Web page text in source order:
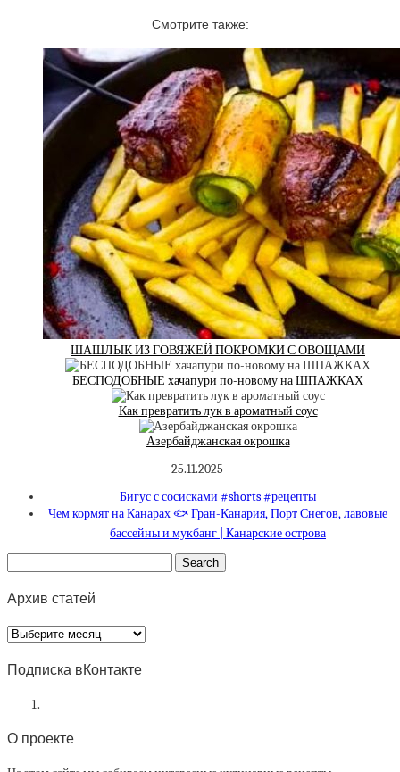
Смотрите также:
ШАШЛЫК ИЗ ГОВЯЖЕЙ ПОКРОМКИ С ОВОЩАМИ
БЕСПОДОБНЫЕ хачапури по-новому на ШПАЖКАХ
Как превратить лук в ароматный соус
Азербайджанская окрошка
25.11.2025
Бигус с сосисками #shorts #рецепты
Чем кормят на Канарах 🐟 Гран-Канария, Порт Снегов, лавовые
бассейны и мукбанг | Канарские острова
Архив статей
Архив
статей
Подписка вКонтакте
О проекте